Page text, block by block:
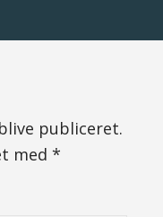
publiceret.
med *